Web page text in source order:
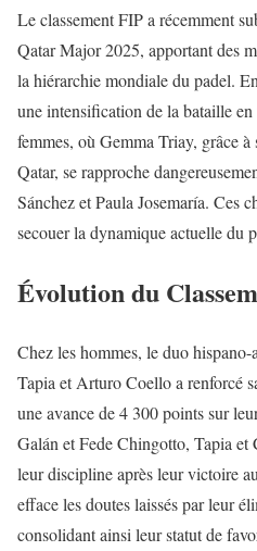
Le classement FIP a récemment
Qatar Major 2025, apportant des
la hiérarchie mondiale du padel.
une intensification de la bataille en
femmes, où Gemma Triay, grâce à
Qatar, se rapproche
Sánchez et Paula Josemaría. Ces
secouer la dynamique actuelle du
Évolution du
Chez les hommes, le duo
Tapia et Arturo Coello a renforcé
une avance de 4 300 points sur
Galán et Fede Chingotto, Tapia
leur discipline après leur victoire
efface les doutes laissés par leur
consolidant ainsi leur statut de